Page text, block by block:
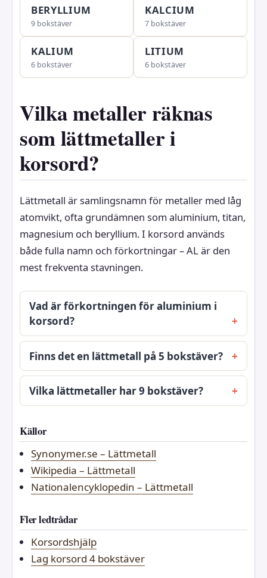
BERYLLIUM
9 bokstäver
KALCIUM
7 bokstäver
KALIUM
6 bokstäver
LITIUM
6 bokstäver
Vilka metaller räknas
som lättmetaller i
korsord?
Lättmetall är samlingsnamn för metaller med låg
atomvikt, ofta grundämnen som aluminium, titan,
magnesium och beryllium. I korsord används
både fulla namn och förkortningar – AL är den
mest frekventa stavningen.
Vad är förkortningen för aluminium i
korsord?
Finns det en lättmetall på 5 bokstäver?
Vilka lättmetaller har 9 bokstäver?
Källor
Synonymer.se – Lättmetall
Wikipedia – Lättmetall
Nationalencyklopedin – Lättmetall
Fler ledtrådar
Korsordshjälp
Lag korsord 4 bokstäver